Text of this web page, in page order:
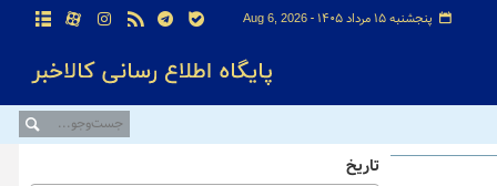
پنجشنبه ۱۵ مرداد ۱۴۰۵ - Aug 6, 2026
تاریخ